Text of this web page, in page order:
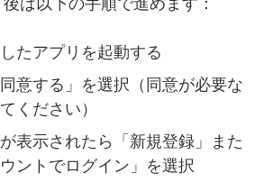
たアプリを起動する
同意する」を選択（同意が必要な
ください）
表示されたら「新規登録」また
ントでログイン」を選択